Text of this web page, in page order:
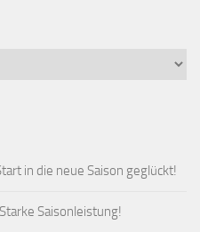
in die neue Saison geglückt!
Saisonleistung!